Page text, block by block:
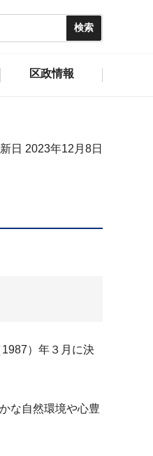
区政情報
日 2023年12月8日
）年３月に決
な自然環境や心豊